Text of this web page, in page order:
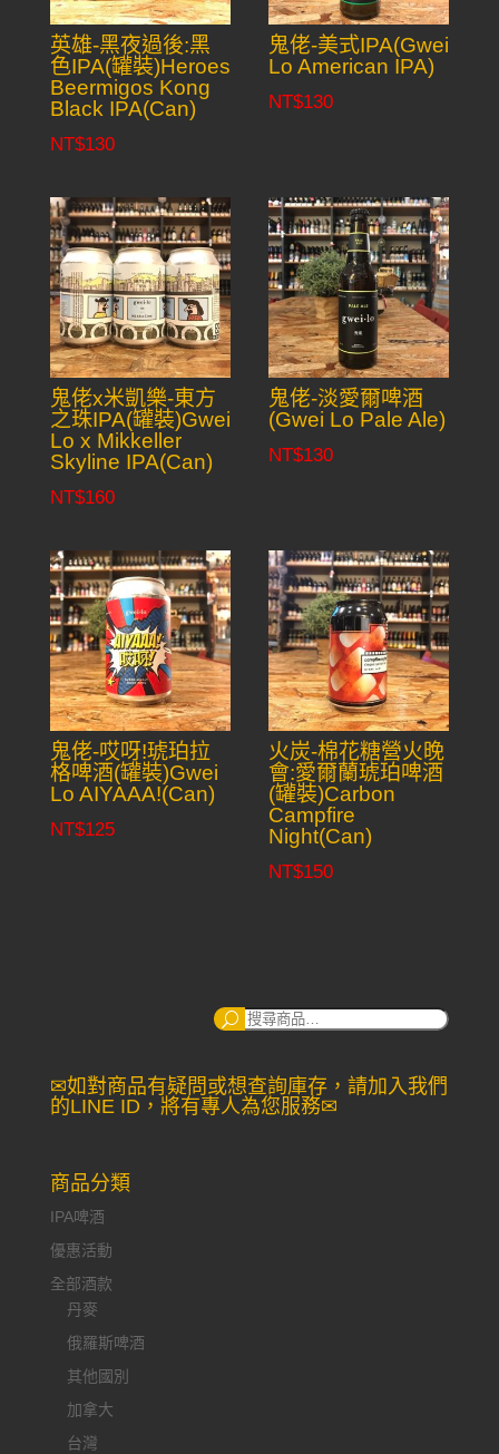
英雄-黑夜過後:黑
色IPA(罐裝)Heroes
Beermigos Kong
Black IPA(Can)
NT$130
鬼佬-美式IPA(Gwei
Lo American IPA)
NT$130
鬼佬x米凱樂-東方
之珠IPA(罐裝)Gwei
Lo x Mikkeller
Skyline IPA(Can)
NT$160
鬼佬-淡愛爾啤酒
(Gwei Lo Pale Ale)
NT$130
鬼佬-哎呀!琥珀拉
格啤酒(罐裝)Gwei
Lo AIYAAA!(Can)
NT$125
火炭-棉花糖營火晚
會:愛爾蘭琥珀啤酒
(罐裝)Carbon
Campfire
Night(Can)
NT$150
搜
✉如對商品有疑問或想查詢庫存，請加入我們
的LINE ID，將有專人為您服務✉
商品分類
IPA啤酒
優惠活動
全部酒款
丹麥
俄羅斯啤酒
其他國別
加拿大
台灣